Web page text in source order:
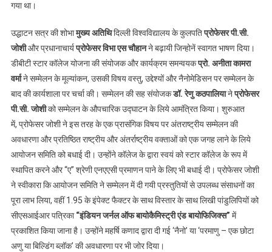
गया था।
उद्धाटन सत्र की शोभामुख्य अतिथिदिल्ली विश्वविद्यालय के कुलपतिप्रोफेसर पी.सी.
जोशीऔर प्रधानाचार्यप्रोफेसर विभा एस चौहानने बढ़ायी जिन्होनें स्वागत भाषण दिया।
डीबीटी स्टार कॉलेज योजना की संयोजक और कार्यक्रम समन्वयकप्रो. अनीता कामरा
वर्माने सम्मेलन के मूल्यांकन, उसकी विषय वस्तु, उद्देश्यों और नैनोमेडिसन पर सम्मेलन के
बाद की कार्यशाला पर चर्चा की। सम्मेलन की सह संयोजकडॉ. रेणु कठपालियानेप्रोफेसर
पी.सी. जोशीको सम्मेलन के औपचारिक उद्घाटन के लिये आमंत्रित किया। शुरुआत
में, प्रोफेसर जोशी ने इस तरह के एक प्रासंगिक विषय पर अंतराष्ट्रीय सम्मेलन की
अवधारणा और प्रतिष्ठित राष्ट्रीय और अंतर्राष्ट्रीय वक्ताओं को एक जगह लाने के लिये
आयोजन समिति को बधाई दी। उन्होंने कॉलेज के द्वारा स्वयं को स्टार कॉलेज के रूप में
स्थापित करने और “ए” श्रेणी एनएएसी प्रमाणन पाने के लिए भी बधाई दी। प्रोफेसर जोशी
ने स्वीकारा कि आयोजन समिति ने सम्मेलन में दी गयी प्रस्तुतियों से उपलब्ध संसाधनों का
पूरा लाभ लिया, वहीं 1.95 के इंपेक्ट फैक्टर के साथ विस्तार के साथ लिखी पांडुलिपियों को
सीएसआईआर पत्रिका“इंडियन जर्नल ऑफ बायोकैमिस्ट्री एंड बायोफिजिक्स” में
प्रकाशित किया जाना है। उन्होंने महर्षि कणाद द्वारा दी गई ‘नैनो’ या ‘परमाणु – एक छोटा
अणु या बिल्डिंग ब्लॉक’ की अवधारणा पर भी जोर दिया।